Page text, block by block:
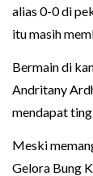
alias 0-0 di
itu masih
Bermain di
Andritany
mendapat
Meski
Gelora Bung